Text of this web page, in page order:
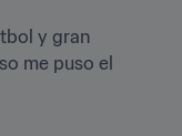
y gran
me puso el